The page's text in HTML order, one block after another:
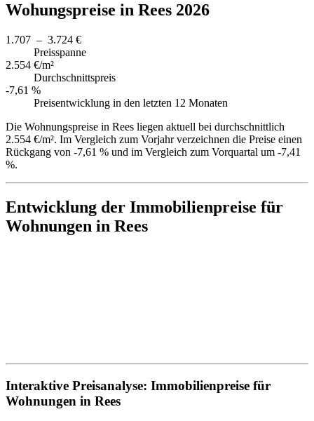
Wohungspreise in Rees 2026
1.707 – 3.724 €
Preisspanne
2.554 €/m²
Durchschnittspreis
-7,61 %
Preisentwicklung in den letzten 12 Monaten
Die Wohnungspreise in Rees liegen aktuell bei durchschnittlich
2.554 €/m². Im Vergleich zum Vorjahr verzeichnen die Preise einen
Rückgang von -7,61 % und im Vergleich zum Vorquartal um -7,41
%.
Entwicklung der Immobilienpreise für
Wohnungen in Rees
Interaktive Preisanalyse: Immobilienpreise für
Wohnungen in Rees